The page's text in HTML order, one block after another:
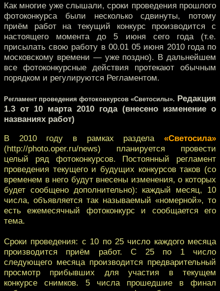
Как многие уже слышали, сроки проведения прошлого
фотоконкурса были несколько сдвинуты, потому
приём работ на текущий конкурс производится с
настоящего момента до 5 июня сего года (т.е.
присылать свою работу в 00.01 05 июня 2010 года по
московскому времени — уже поздно). В дальнейшем
все фотоконкурсные действия протекают обычным
порядком и регулируются Регламентом.
Регламент проведения фотоконкурсов «Светосилы». Редакция
1.3 от 10 марта 2010 года (внесено изменение о
названиях работ)
В 2010 году в рамках раздела «Светосила»
(http://photo.oper.ru/news) планируется провести
целый ряд фотоконкурсов. Постоянный регламент
проведения текущего и будущих конкурсов таков (со
временем в него будут внесены изменения, о которых
будет сообщено дополнительно): каждый месяц, 10
числа, объявляется так называемый «номерной», то
есть ежемесячный фотоконкурс и сообщается его
тема.
Сроки проведения: с 10 по 25 число каждого месяца
производится приём работ. С 25 по 1 число
следующего месяца производится предварительный
просмотр прибывших для участия в текущем
конкурсе снимков. 5 числа прошедшие в финал